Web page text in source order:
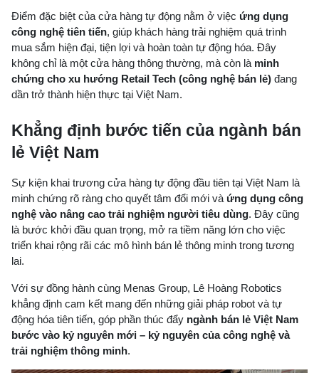
Điểm đặc biệt của cửa hàng tự động nằm ở việc ứng dụng
công nghệ tiên tiến, giúp khách hàng trải nghiệm quá trình
mua sắm hiện đại, tiện lợi và hoàn toàn tự động hóa. Đây
không chỉ là một cửa hàng thông thường, mà còn là minh
chứng cho xu hướng Retail Tech (công nghệ bán lẻ) đang
dần trở thành hiện thực tại Việt Nam.
Khẳng định bước tiến của ngành bán
lẻ Việt Nam
Sự kiện khai trương cửa hàng tự động đầu tiên tại Việt Nam là
minh chứng rõ ràng cho quyết tâm đổi mới và ứng dụng công
nghệ vào nâng cao trải nghiệm người tiêu dùng. Đây cũng
là bước khởi đầu quan trọng, mở ra tiềm năng lớn cho việc
triển khai rộng rãi các mô hình bán lẻ thông minh trong tương
lai.
Với sự đồng hành cùng Menas Group, Lê Hoàng Robotics
khẳng định cam kết mang đến những giải pháp robot và tự
động hóa tiên tiến, góp phần thúc đẩy ngành bán lẻ Việt Nam
bước vào kỷ nguyên mới – kỷ nguyên của công nghệ và
trải nghiệm thông minh.